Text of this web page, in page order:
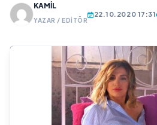
KAMIL
YAZAR / EDITÖR
22.10.2020 17:31